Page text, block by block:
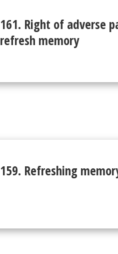
161. Right of adverse
refresh memory
159. Refreshing